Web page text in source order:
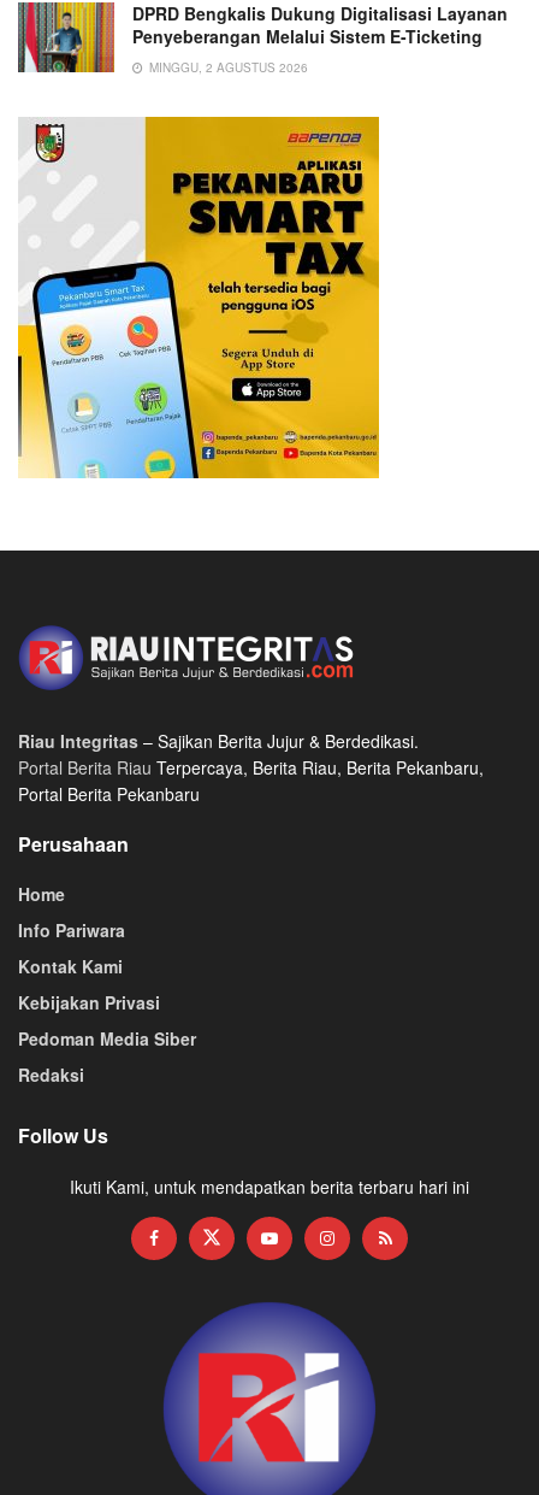
DPRD Bengkalis Dukung Digitalisasi Layanan
Penyeberangan Melalui Sistem E-Ticketing
MINGGU, 2 AGUSTUS 2026
Riau Integritas – Sajikan Berita Jujur & Berdedikasi.
Portal Berita Riau Terpercaya, Berita Riau, Berita Pekanbaru,
Portal Berita Pekanbaru
Perusahaan
Home
Info Pariwara
Kontak Kami
Kebijakan Privasi
Pedoman Media Siber
Redaksi
Follow Us
Ikuti Kami, untuk mendapatkan berita terbaru hari ini